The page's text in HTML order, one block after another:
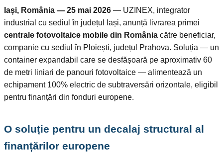
Iași, România — 25 mai 2026 — UZINEX, integrator
industrial cu sediul în județul Iași, anunță livrarea primei
centrale fotovoltaice mobile din România către beneficiar,
companie cu sediul în Ploiești, județul Prahova. Soluția — un
container expandabil care se desfășoară pe aproximativ 60
de metri liniari de panouri fotovoltaice — alimentează un
echipament 100% electric de subtraversări orizontale, eligibil
pentru finanțări din fonduri europene.
O soluție pentru un decalaj structural al
finanțărilor europene